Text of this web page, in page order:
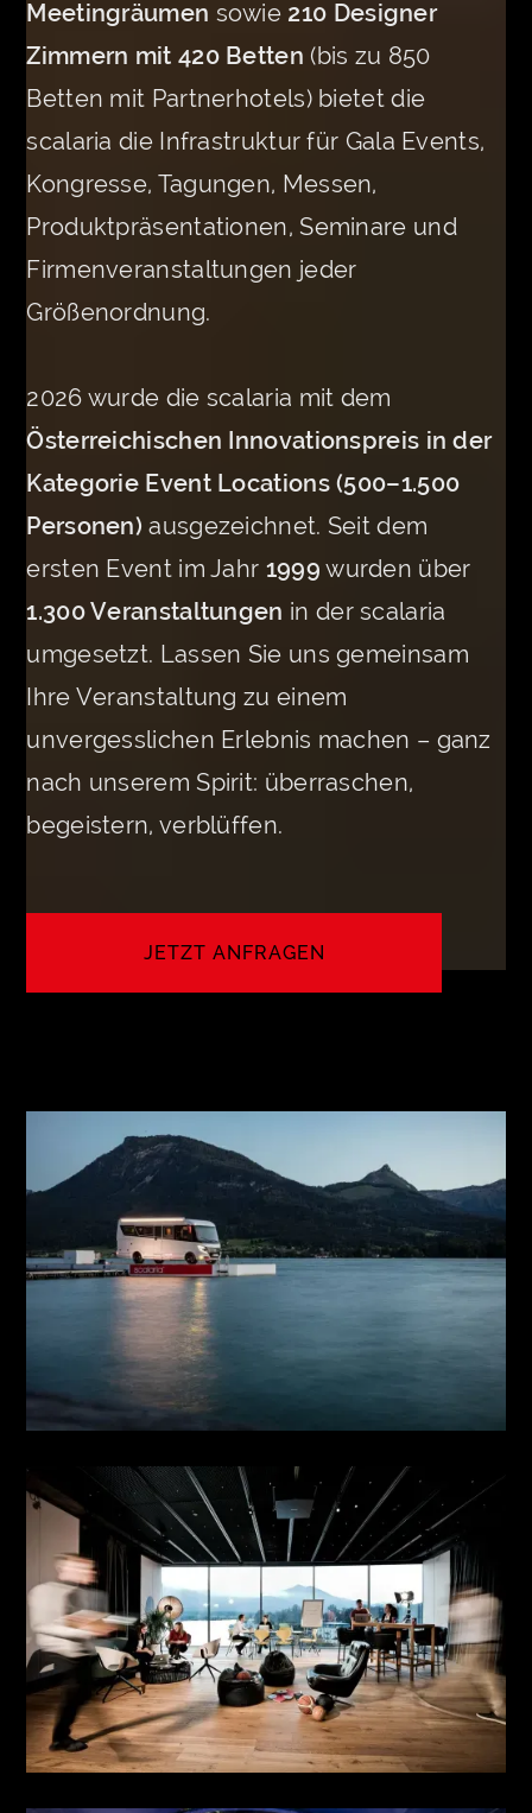
Meetingräumen sowie 210 Designer
Zimmern mit 420 Betten (bis zu 850
Betten mit Partnerhotels) bietet die
scalaria die Infrastruktur für Gala Events,
Kongresse, Tagungen, Messen,
Produktpräsentationen, Seminare und
Firmenveranstaltungen jeder
Größenordnung.
2026 wurde die scalaria mit dem
Österreichischen Innovationspreis in der
Kategorie Event Locations (500–1.500
Personen) ausgezeichnet. Seit dem
ersten Event im Jahr 1999 wurden über
1.300 Veranstaltungen in der scalaria
umgesetzt. Lassen Sie uns gemeinsam
Ihre Veranstaltung zu einem
unvergesslichen Erlebnis machen – ganz
nach unserem Spirit: überraschen,
begeistern, verblüffen.
JETZT ANFRAGEN
AUTOMOTIVE EVENT &
PRODUKT PRÄSENTATION
see more